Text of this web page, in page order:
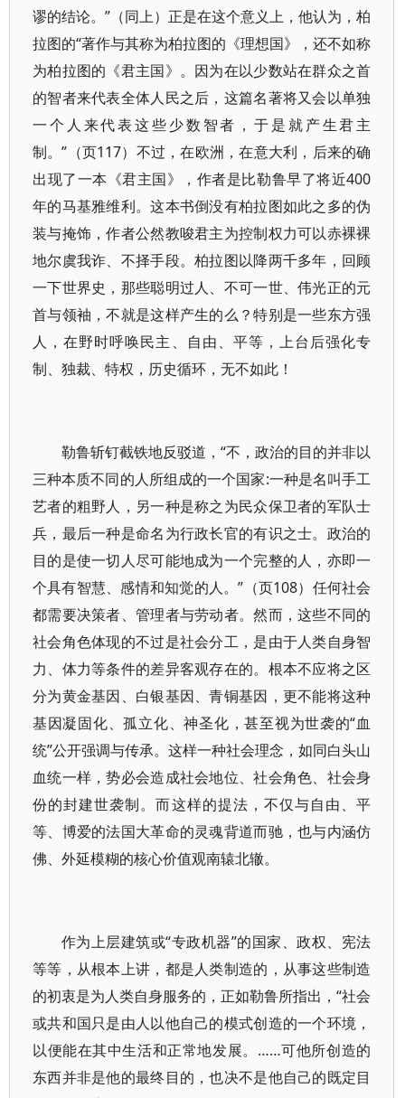
谬的结论。”（同上）正是在这个意义上，他认为，柏
拉图的“著作与其称为柏拉图的《理想国》，还不如称
为柏拉图的《君主国》。因为在以少数站在群众之首
的智者来代表全体人民之后，这篇名著将又会以单独
一个人来代表这些少数智者，于是就产生君主
制。”（页117）不过，在欧洲，在意大利，后来的确
出现了一本《君主国》，作者是比勒鲁早了将近400
年的马基雅维利。这本书倒没有柏拉图如此之多的伪
装与掩饰，作者公然教唆君主为控制权力可以赤裸裸
地尔虞我诈、不择手段。柏拉图以降两千多年，回顾
一下世界史，那些聪明过人、不可一世、伟光正的元
首与领袖，不就是这样产生的么？特别是一些东方强
人，在野时呼唤民主、自由、平等，上台后强化专
制、独裁、特权，历史循环，无不如此！
勒鲁斩钉截铁地反驳道，“不，政治的目的并非以
三种本质不同的人所组成的一个国家:一种是名叫手工
艺者的粗野人，另一种是称之为民众保卫者的军队士
兵，最后一种是命名为行政长官的有识之士。政治的
目的是使一切人尽可能地成为一个完整的人，亦即一
个具有智慧、感情和知觉的人。”（页108）任何社会
都需要决策者、管理者与劳动者。然而，这些不同的
社会角色体现的不过是社会分工，是由于人类自身智
力、体力等条件的差异客观存在的。根本不应将之区
分为黄金基因、白银基因、青铜基因，更不能将这种
基因凝固化、孤立化、神圣化，甚至视为世袭的“血
统”公开强调与传承。这样一种社会理念，如同白头山
血统一样，势必会造成社会地位、社会角色、社会身
份的封建世袭制。而这样的提法，不仅与自由、平
等、博爱的法国大革命的灵魂背道而驰，也与内涵仿
佛、外延模糊的核心价值观南辕北辙。
作为上层建筑或“专政机器”的国家、政权、宪法
等等，从根本上讲，都是人类制造的，从事这些制造
的初衷是为人类自身服务的，正如勒鲁所指出，“社会
或共和国只是由人以他自己的模式创造的一个环境，
以便能在其中生活和正常地发展。……可他所创造的
东西并非是他的最终目的，也决不是他自己的既定目